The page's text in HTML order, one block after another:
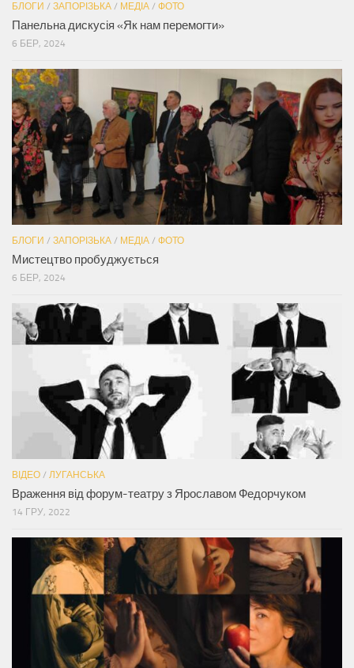
БЛОГИ / ЗАПОРІЗЬКА / МЕДІА / ФОТО
Панельна дискусія «Як нам перемогти»
6 БЕР, 2024
БЛОГИ / ЗАПОРІЗЬКА / МЕДІА / ФОТО
Мистецтво пробуджується
6 БЕР, 2024
ВІДЕО / ЛУГАНСЬКА
Враження від форум-театру з Ярославом Федорчуком
14 ГРУ, 2022